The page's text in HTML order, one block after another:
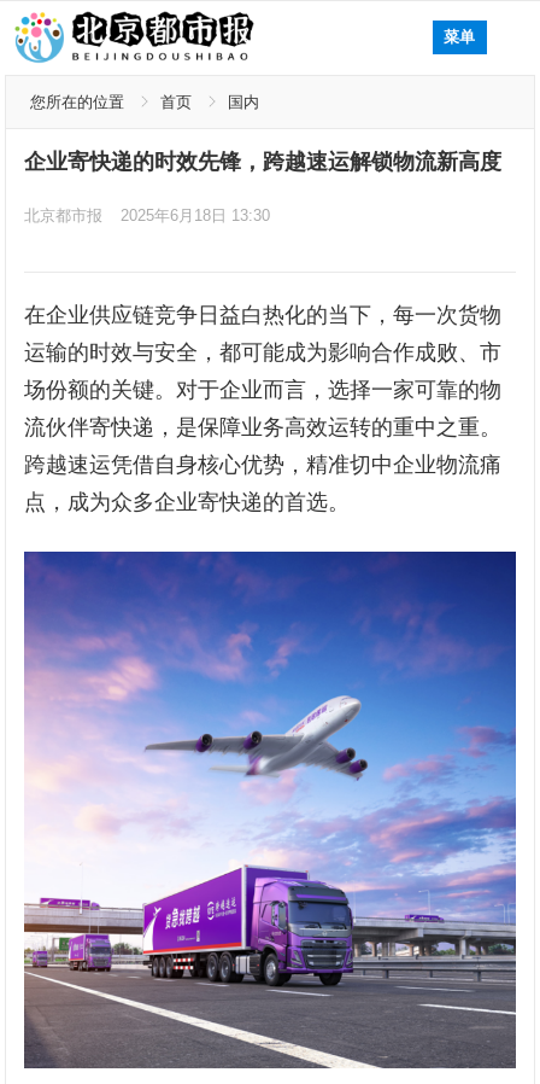
菜单
您所在的位置 首页 国内
企业寄快递的时效先锋，跨越速运解锁物流新高度
北京都市报 2025年6月18日 13:30
在企业供应链竞争日益白热化的当下，每一次货物
运输的时效与安全，都可能成为影响合作成败、市
场份额的关键。对于企业而言，选择一家可靠的物
流伙伴寄快递，是保障业务高效运转的重中之重。
跨越速运凭借自身核心优势，精准切中企业物流痛
点，成为众多企业寄快递的首选。